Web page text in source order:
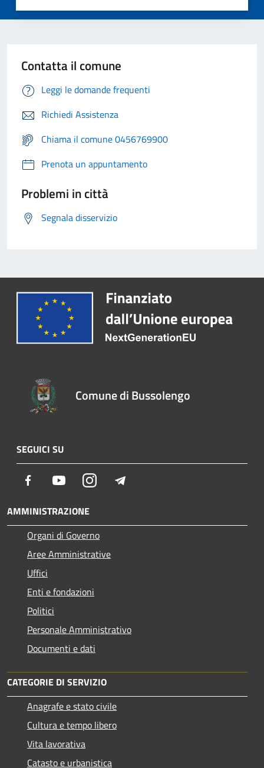
Contatta il comune
Leggi le domande frequenti
Richiedi Assistenza
Chiama il comune 0456769900
Prenota un appuntamento
Problemi in città
Segnala disservizio
Comune di Bussolengo
SEGUICI SU
Facebook YoutubeInstagram
AMMINISTRAZIONE
Organi di Governo
Aree Amministrative
Uffici
Enti e fondazioni
Politici
Personale Amministrativo
Documenti e dati
CATEGORIE DI SERVIZIO
Anagrafe e stato civile
Cultura e tempo libero
Vita lavorativa
Catasto e urbanistica